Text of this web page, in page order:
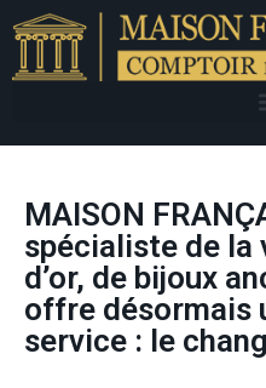
MAISON
spécialiste de la
d’or, de bijoux
offre désormais
service : le